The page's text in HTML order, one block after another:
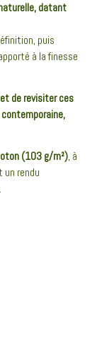
datant
puis
à la finesse
de revisiter ces
(103 g/m²), à
un rendu